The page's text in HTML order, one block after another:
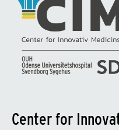
Center for